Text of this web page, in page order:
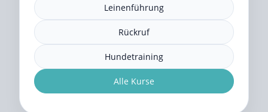
Leinenführung
Rückruf
Hundetraining
Alle Kurse